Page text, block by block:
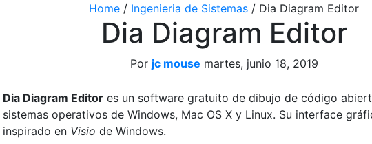
Home / Ingenieria de Sistemas / Dia Diagram Editor
Dia Diagram Editor
Por jc mouse martes, junio 18, 2019
Dia Diagram Editor es un software gratuito de dibujo de código
sistemas operativos de Windows, Mac OS X y Linux. Su interface
inspirado en Visio de Windows.